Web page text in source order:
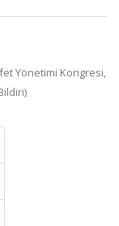
Yönetimi Kongresi,